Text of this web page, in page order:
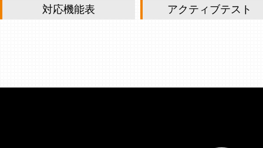
対応機能表 アクティブテスト